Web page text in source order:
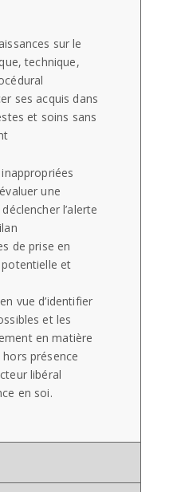
sur le
technique,
ses acquis dans
et soins sans
une
l’alerte
de prise en
potentielle et
vue d’identifier
et les
en matière
hors présence
libéral
en soi.